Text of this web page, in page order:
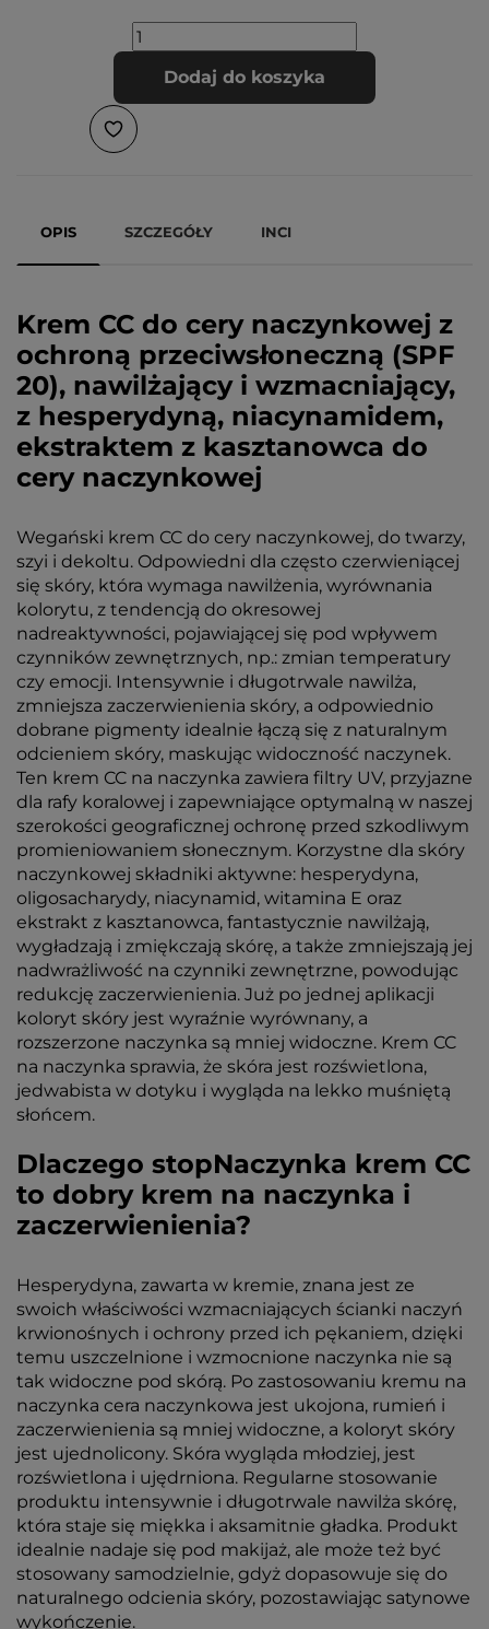
Dodaj do koszyka
OPIS SZCZEGÓŁY INCI
Krem CC do cery naczynkowej z
ochroną przeciwsłoneczną (SPF
20), nawilżający i wzmacniający,
z hesperydyną, niacynamidem,
ekstraktem z kasztanowca do
cery naczynkowej
Wegański krem CC do cery naczynkowej, do twarzy,
szyi i dekoltu. Odpowiedni dla często czerwieniącej
się skóry, która wymaga nawilżenia, wyrównania
kolorytu, z tendencją do okresowej
nadreaktywności, pojawiającej się pod wpływem
czynników zewnętrznych, np.: zmian temperatury
czy emocji. Intensywnie i długotrwale nawilża,
zmniejsza zaczerwienienia skóry, a odpowiednio
dobrane pigmenty idealnie łączą się z naturalnym
odcieniem skóry, maskując widoczność naczynek.
Ten krem CC na naczynka zawiera filtry UV, przyjazne
dla rafy koralowej i zapewniające optymalną w naszej
szerokości geograficznej ochronę przed szkodliwym
promieniowaniem słonecznym. Korzystne dla skóry
naczynkowej składniki aktywne: hesperydyna,
oligosacharydy, niacynamid, witamina E oraz
ekstrakt z kasztanowca, fantastycznie nawilżają,
wygładzają i zmiękczają skórę, a także zmniejszają jej
nadwrażliwość na czynniki zewnętrzne, powodując
redukcję zaczerwienienia. Już po jednej aplikacji
koloryt skóry jest wyraźnie wyrównany, a
rozszerzone naczynka są mniej widoczne. Krem CC
na naczynka sprawia, że skóra jest rozświetlona,
jedwabista w dotyku i wygląda na lekko muśniętą
słońcem.
Dlaczego stopNaczynka krem CC
to dobry krem na naczynka i
zaczerwienienia?
Hesperydyna, zawarta w kremie, znana jest ze
swoich właściwości wzmacniających ścianki naczyń
krwionośnych i ochrony przed ich pękaniem, dzięki
temu uszczelnione i wzmocnione naczynka nie są
tak widoczne pod skórą. Po zastosowaniu kremu na
naczynka cera naczynkowa jest ukojona, rumień i
zaczerwienienia są mniej widoczne, a koloryt skóry
jest ujednolicony. Skóra wygląda młodziej, jest
rozświetlona i ujędrniona. Regularne stosowanie
produktu intensywnie i długotrwale nawilża skórę,
która staje się miękka i aksamitnie gładka. Produkt
idealnie nadaje się pod makijaż, ale może też być
stosowany samodzielnie, gdyż dopasowuje się do
naturalnego odcienia skóry, pozostawiając satynowe
wykończenie.